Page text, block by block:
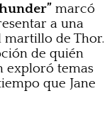
marcó
a una
martillo de Thor.
de quién
exploró temas
que Jane